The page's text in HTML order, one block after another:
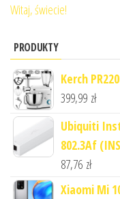
Witaj, świecie!
PRODUKTY
Kerch
399,99 zł
Ubiquiti
802.3Af
87,76 zł
Xiaomi Mi